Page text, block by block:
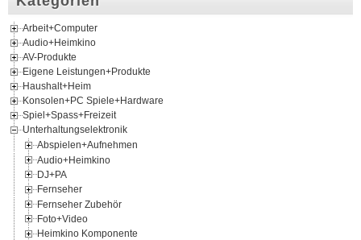
Arbeit+Computer
Audio+Heimkino
AV-Produkte
Eigene Leistungen+Produkte
Haushalt+Heim
Konsolen+PC Spiele+Hardware
Spiel+Spass+Freizeit
Unterhaltungselektronik
Abspielen+Aufnehmen
Audio+Heimkino
DJ+PA
Fernseher
Fernseher Zubehör
Foto+Video
Heimkino Komponente